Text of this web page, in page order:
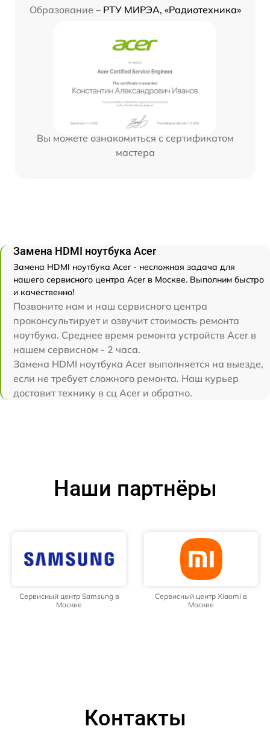
Образование – РТУ МИРЭА, «Радиотехника»
Вы можете ознакомиться с сертификатом
мастера
Замена HDMI ноутбука Acer
Замена HDMI ноутбука Acer - несложная задача для
нашего сервисного центра Acer в Москве. Выполним быстро
и качественно!
Позвоните нам и наш сервисного центра
проконсультирует и озвучит стоимость ремонта
ноутбука. Среднее время ремонта устройств Acer в
нашем сервисном - 2 часа.
Замена HDMI ноутбука Acer выполняется на выезде,
если не требует сложного ремонта. Наш курьер
доставит технику в сц Acer и обратно.
Наши партнёры
Сервисный центр Samsung в
Москве
Сервисный центр Xiaomi в
Москве
Контакты